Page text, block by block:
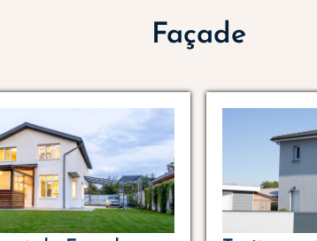
Façade